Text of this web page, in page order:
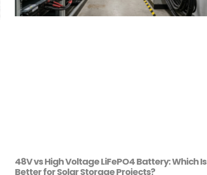
48V vs High Voltage LiFePO4 Battery: Which Is
Better for Solar Storage Projects?